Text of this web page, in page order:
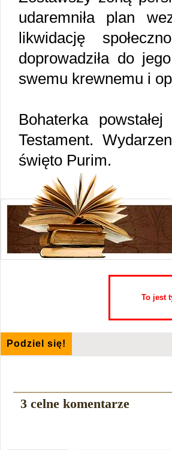
udaremniła plan
likwidację
doprowadziła do
swemu krewnemu i
Bohaterka
Testament.
święto Purim.
To jest
Podziel się!
3 celne komentarze